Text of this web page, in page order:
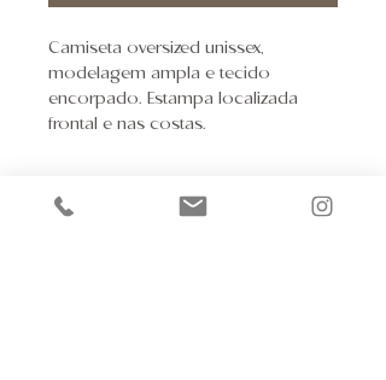
Camiseta oversized unissex,
modelagem ampla e tecido
encorpado. Estampa localizada
frontal e nas costas.